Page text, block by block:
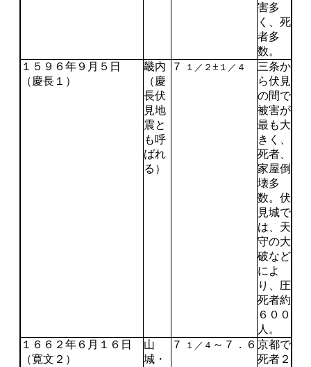
害多
く、死
者多
数。
１５９６年９月５日
（慶長１）
畿内
（慶
長伏
見地
震と
も呼
ばれ
る）
７ １／２ ± １／４
三条か
ら伏見
の間で
被害が
最も大
きく、
死者、
家屋倒
壊多
数。伏
見城で
は、天
守の大
破など
によ
り、圧
死者約
６００
人。
１６６２年６月１６日
（寛文２）
山
城・
７ １／４ ～７．６ 京都で
死者２